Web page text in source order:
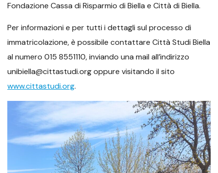
Fondazione Cassa di Risparmio di Biella e Città di Biella.
Per informazioni e per tutti i dettagli sul processo di
immatricolazione, è possibile contattare Città Studi Biella
al numero 015 8551110, inviando una mail all’indirizzo
unibiella@cittastudi.org oppure visitando il sito
www.cittastudi.org.